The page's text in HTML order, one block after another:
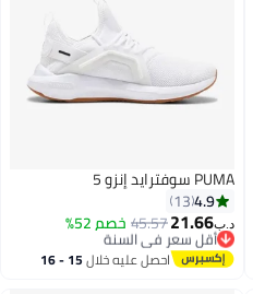
PUMA سوفتراید إنزو 5
4.9
13
د.ب‏21.66
45.57خصم 52%
أقل سعر في السنة
بتخلّص بسرعة
أقل سعر في السنة
احصل عليه خلال 15 - 16